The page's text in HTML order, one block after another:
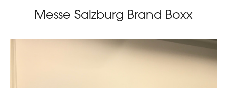
Messe Salzburg Brand Boxx